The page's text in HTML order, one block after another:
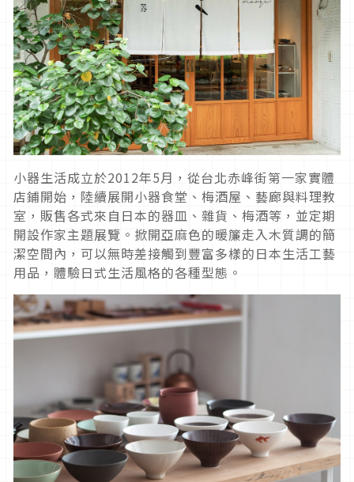
小器生活成立於2012年5月，從台北赤峰街第一家實體
店鋪開始，陸續展開小器食堂、梅酒屋、藝廊與料理教
室，販售各式來自日本的器皿、雜貨、梅酒等，並定期
開設作家主題展覽。掀開亞麻色的暖簾走入木質調的簡
潔空間內，可以無時差接觸到豐富多樣的日本生活工藝
用品，體驗日式生活風格的各種型態。